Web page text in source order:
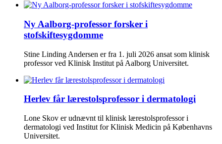
Ny Aalborg-professor forsker i
stofskiftesygdomme
Stine Linding Andersen er fra 1. juli 2026 ansat som klinisk
professor ved Klinisk Institut på Aalborg Universitet.
Herlev får lærestolsprofessor i dermatologi
Lone Skov er udnævnt til klinisk lærestolsprofessor i
dermatologi ved Institut for Klinisk Medicin på Københavns
Universitet.